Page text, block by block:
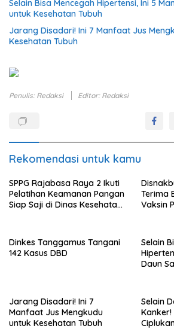
Selain Bisa Mencegah Hipertensi, Ini 5
untuk Kesehatan Tubuh
Jarang Disadari! Ini 7 Manfaat Jus
Kesehatan Tubuh
Penulis: Redaksi Editor: Redaksi
Rekomendasi untuk kamu
SPPG Rajabasa Raya 2 Ikuti
Pelatihan Keamanan Pangan
Siap Saji di Dinas Kesehatan
Terima
Vaksin
Dinkes Tanggamus Tangani
142 Kasus DBD
Selain
Daun
Jarang Disadari! Ini 7
Manfaat Jus Mengkudu
untuk Kesehatan Tubuh
Selain
Kanker!